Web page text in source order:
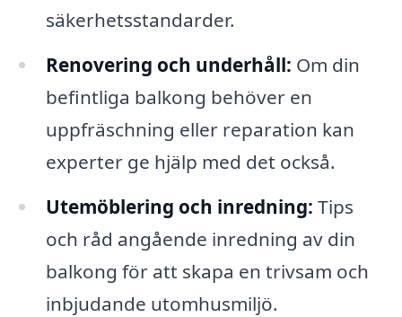
säkerhetsstandarder.
Renovering och underhåll: Om din
befintliga balkong behöver en
uppfräschning eller reparation kan
experter ge hjälp med det också.
Utemöblering och inredning: Tips
och råd angående inredning av din
balkong för att skapa en trivsam och
inbjudande utomhusmiljö.